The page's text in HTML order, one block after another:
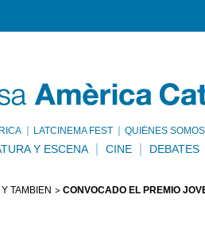
LATCINEMA FEST QUIÉNES SOMOS
Y ESCENA CINE DEBATES
Y TAMBIÉN CONVOCADO EL PREMIO